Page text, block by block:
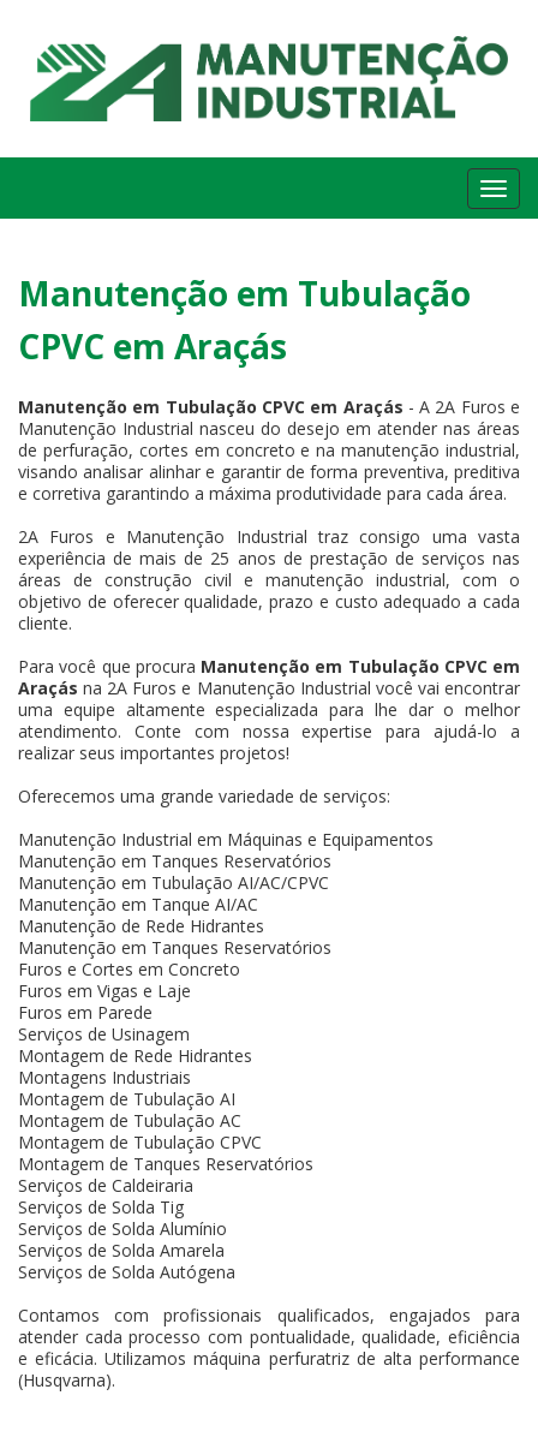
Manutenção em Tubulação
CPVC em Araçás
Manutenção em Tubulação CPVC em Araçás - A 2A Furos e
Manutenção Industrial nasceu do desejo em atender nas áreas
de perfuração, cortes em concreto e na manutenção industrial,
visando analisar alinhar e garantir de forma preventiva, preditiva
e corretiva garantindo a máxima produtividade para cada área.
2A Furos e Manutenção Industrial traz consigo uma vasta
experiência de mais de 25 anos de prestação de serviços nas
áreas de construção civil e manutenção industrial, com o
objetivo de oferecer qualidade, prazo e custo adequado a cada
cliente.
Para você que procura Manutenção em Tubulação CPVC em
Araçás na 2A Furos e Manutenção Industrial você vai encontrar
uma equipe altamente especializada para lhe dar o melhor
atendimento. Conte com nossa expertise para ajudá-lo a
realizar seus importantes projetos!
Oferecemos uma grande variedade de serviços:
Manutenção Industrial em Máquinas e Equipamentos
Manutenção em Tanques Reservatórios
Manutenção em Tubulação AI/AC/CPVC
Manutenção em Tanque AI/AC
Manutenção de Rede Hidrantes
Manutenção em Tanques Reservatórios
Furos e Cortes em Concreto
Furos em Vigas e Laje
Furos em Parede
Serviços de Usinagem
Montagem de Rede Hidrantes
Montagens Industriais
Montagem de Tubulação AI
Montagem de Tubulação AC
Montagem de Tubulação CPVC
Montagem de Tanques Reservatórios
Serviços de Caldeiraria
Serviços de Solda Tig
Serviços de Solda Alumínio
Serviços de Solda Amarela
Serviços de Solda Autógena
Contamos com profissionais qualificados, engajados para
atender cada processo com pontualidade, qualidade, eficiência
e eficácia. Utilizamos máquina perfuratriz de alta performance
(Husqvarna).